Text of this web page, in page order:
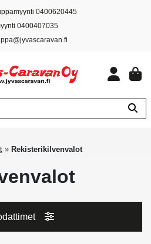
0400620445
0400407035
» Rekisterikilvenvalot